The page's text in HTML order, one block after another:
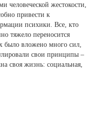
человеческой жестокости,
привести к
психики. Все, кто
тяжело переносится
было вложено много сил,
свои принципы –
своя жизнь: социальная,